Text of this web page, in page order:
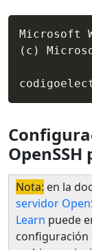
Microsoft
( c )
Nota: en la
servidor
Learn puede
configuración